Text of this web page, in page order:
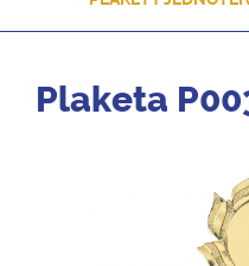
Plaketa